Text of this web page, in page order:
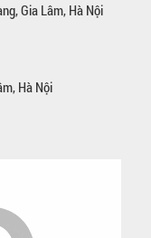
Gia Lâm, Hà Nội
Hà Nội